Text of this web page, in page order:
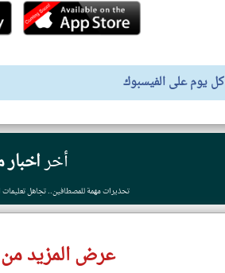
يوم على الفيسبوك
أخر
تحذيرات مهمة للمصطافين.. تجاهل
عرض المزيد